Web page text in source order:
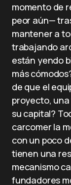
momento de
peor aún—
mantener a
trabajando
están yendo
más
de que el
proyecto,
su capital?
carcomer la
con un poco
tienen una
mecanismo
fundadores